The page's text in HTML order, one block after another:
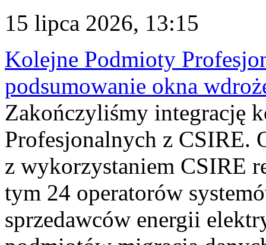
15 lipca 2026, 13:15
Kolejne Podmioty
podsumowanie okna
Zakończyliśmy integrację
Profesjonalnych z CSIRE.
z wykorzystaniem CSIRE
tym 24 operatorów
sprzedawców energii